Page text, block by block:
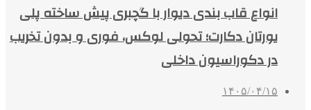
انواع قاب بندی دیوار با گچبری پیش ساخته پلی
یورتان دکارت؛ تحولی لوکس، فوری و بدون تخریب
در دکوراسیون داخلی
۱۴۰۵/۰۴/۱۵